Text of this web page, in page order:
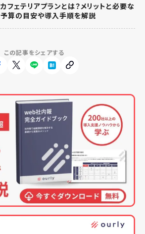
この記事をシェアする
カフェテリアプランとは？メリットと必要な
予算の目安や導入手順を解説